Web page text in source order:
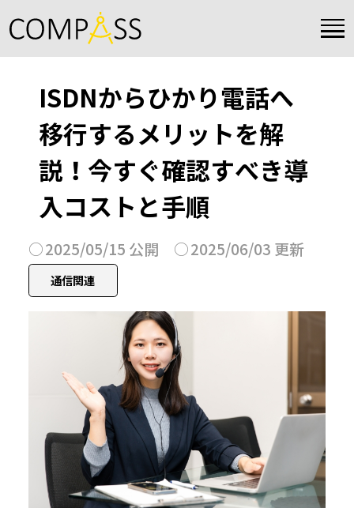
ISDNからひかり電話へ
移行するメリットを解
説！今すぐ確認すべき導
入コストと手順
2025/05/15 公開 2025/06/03 更新
通信関連